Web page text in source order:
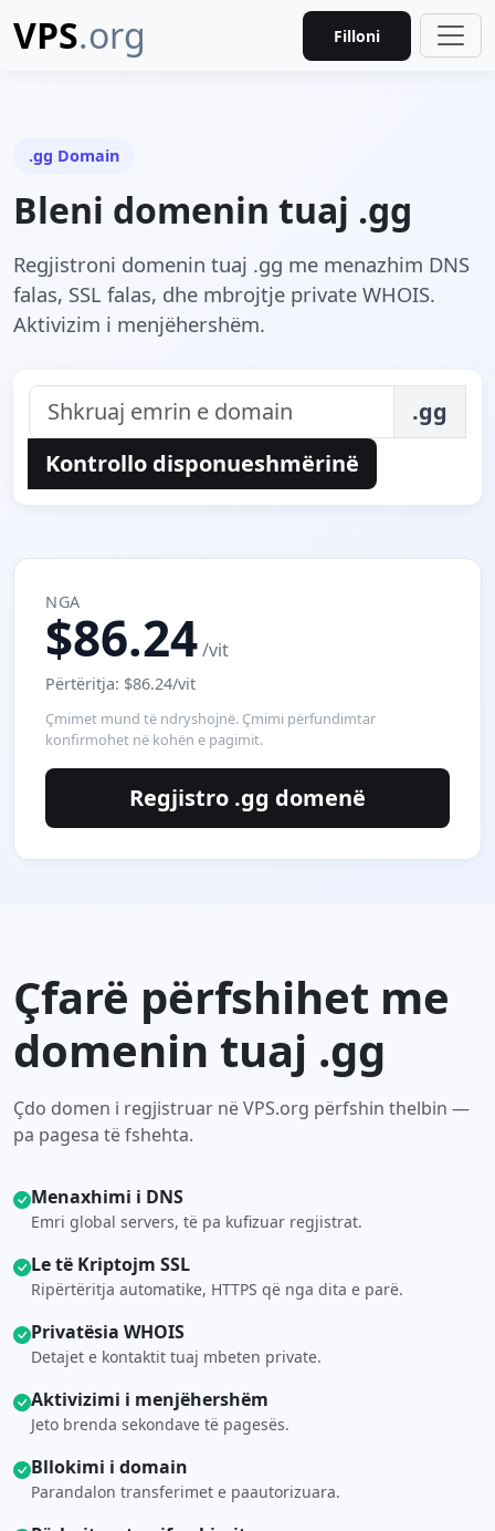
VPS.org Filloni
.gg Domain
Bleni domenin tuaj .gg
Regjistroni domenin tuaj .gg me menazhim DNS
falas, SSL falas, dhe mbrojtje private WHOIS.
Aktivizim i menjëhershëm.
.gg
Kontrollo disponueshmërinë
NGA
$86.24/vit
Përtëritja: $86.24/vit
Çmimet mund të ndryshojnë. Çmimi përfundimtar
konfirmohet në kohën e pagimit.
Regjistro .gg domenë
Çfarë përfshihet me
domenin tuaj .gg
Çdo domen i regjistruar në VPS.org përfshin thelbin —
pa pagesa të fshehta.
Menaxhimi i DNS
Emri global servers, të pa kufizuar regjistrat.
Le të Kriptojm SSL
Ripërtëritja automatike, HTTPS që nga dita e parë.
Privatësia WHOIS
Detajet e kontaktit tuaj mbeten private.
Aktivizimi i menjëhershëm
Jeto brenda sekondave të pagesës.
Bllokimi i domain
Parandalon transferimet e paautorizuara.